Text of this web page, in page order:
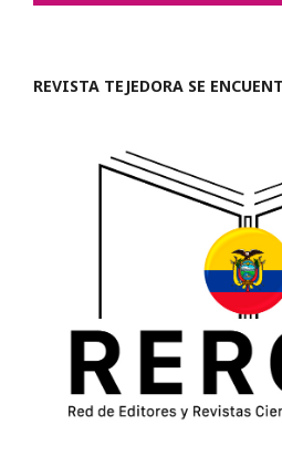
REVISTA TEJEDORA SE